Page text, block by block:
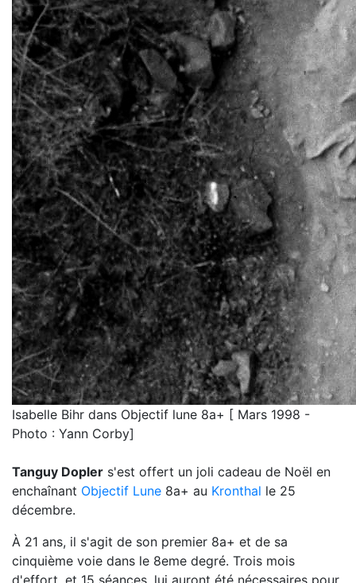
Isabelle Bihr dans Objectif lune 8a+ [ Mars 1998 -
Photo : Yann Corby]
Tanguy Dopler s'est offert un joli cadeau de Noël en
enchaînant Objectif Lune 8a+ au Kronthal le 25
décembre.
À 21 ans, il s'agit de son premier 8a+ et de sa
cinquième voie dans le 8eme degré. Trois mois
d'effort, et 15 séances, lui auront été nécessaires pour